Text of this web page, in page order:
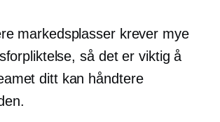
markedsplasser krever mye
så det er viktig å
ditt kan håndtere